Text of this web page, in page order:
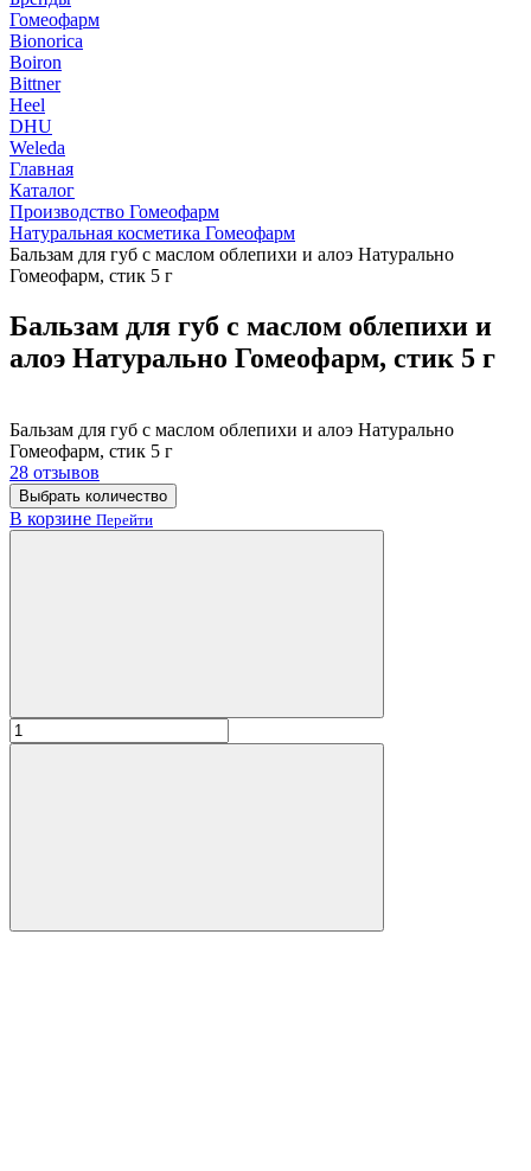
Гомеофарм
Bionorica
Boiron
Bittner
Heel
DHU
Weleda
Главная
Каталог
Производство Гомеофарм
Натуральная косметика Гомеофарм
Бальзам для губ с маслом облепихи и алоэ Натурально
Гомеофарм, стик 5 г
Бальзам для губ с маслом облепихи и
алоэ Натурально Гомеофарм, стик 5 г
Бальзам для губ с маслом облепихи и алоэ Натурально
Гомеофарм, стик 5 г
28 отзывов
Выбрать количество
В корзине Перейти